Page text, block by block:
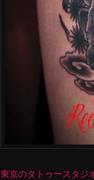
東京のタトゥースタジ